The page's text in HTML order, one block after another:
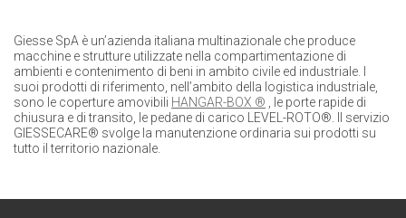
Giesse SpA è un’azienda italiana multinazionale che produce
macchine e strutture utilizzate nella compartimentazione di
ambienti e contenimento di beni in ambito civile ed industriale. I
suoi prodotti di riferimento, nell’ambito della logistica industriale,
sono le coperture amovibili HANGAR-BOX ® , le porte rapide di
chiusura e di transito, le pedane di carico LEVEL-ROTO®. Il servizio
GIESSECARE® svolge la manutenzione ordinaria sui prodotti su
tutto il territorio nazionale.